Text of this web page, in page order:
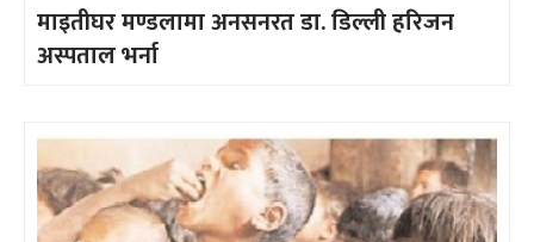
माइतीघर मण्डलामा अनसनरत डा. डिल्ली हरिजन
अस्पताल भर्ना